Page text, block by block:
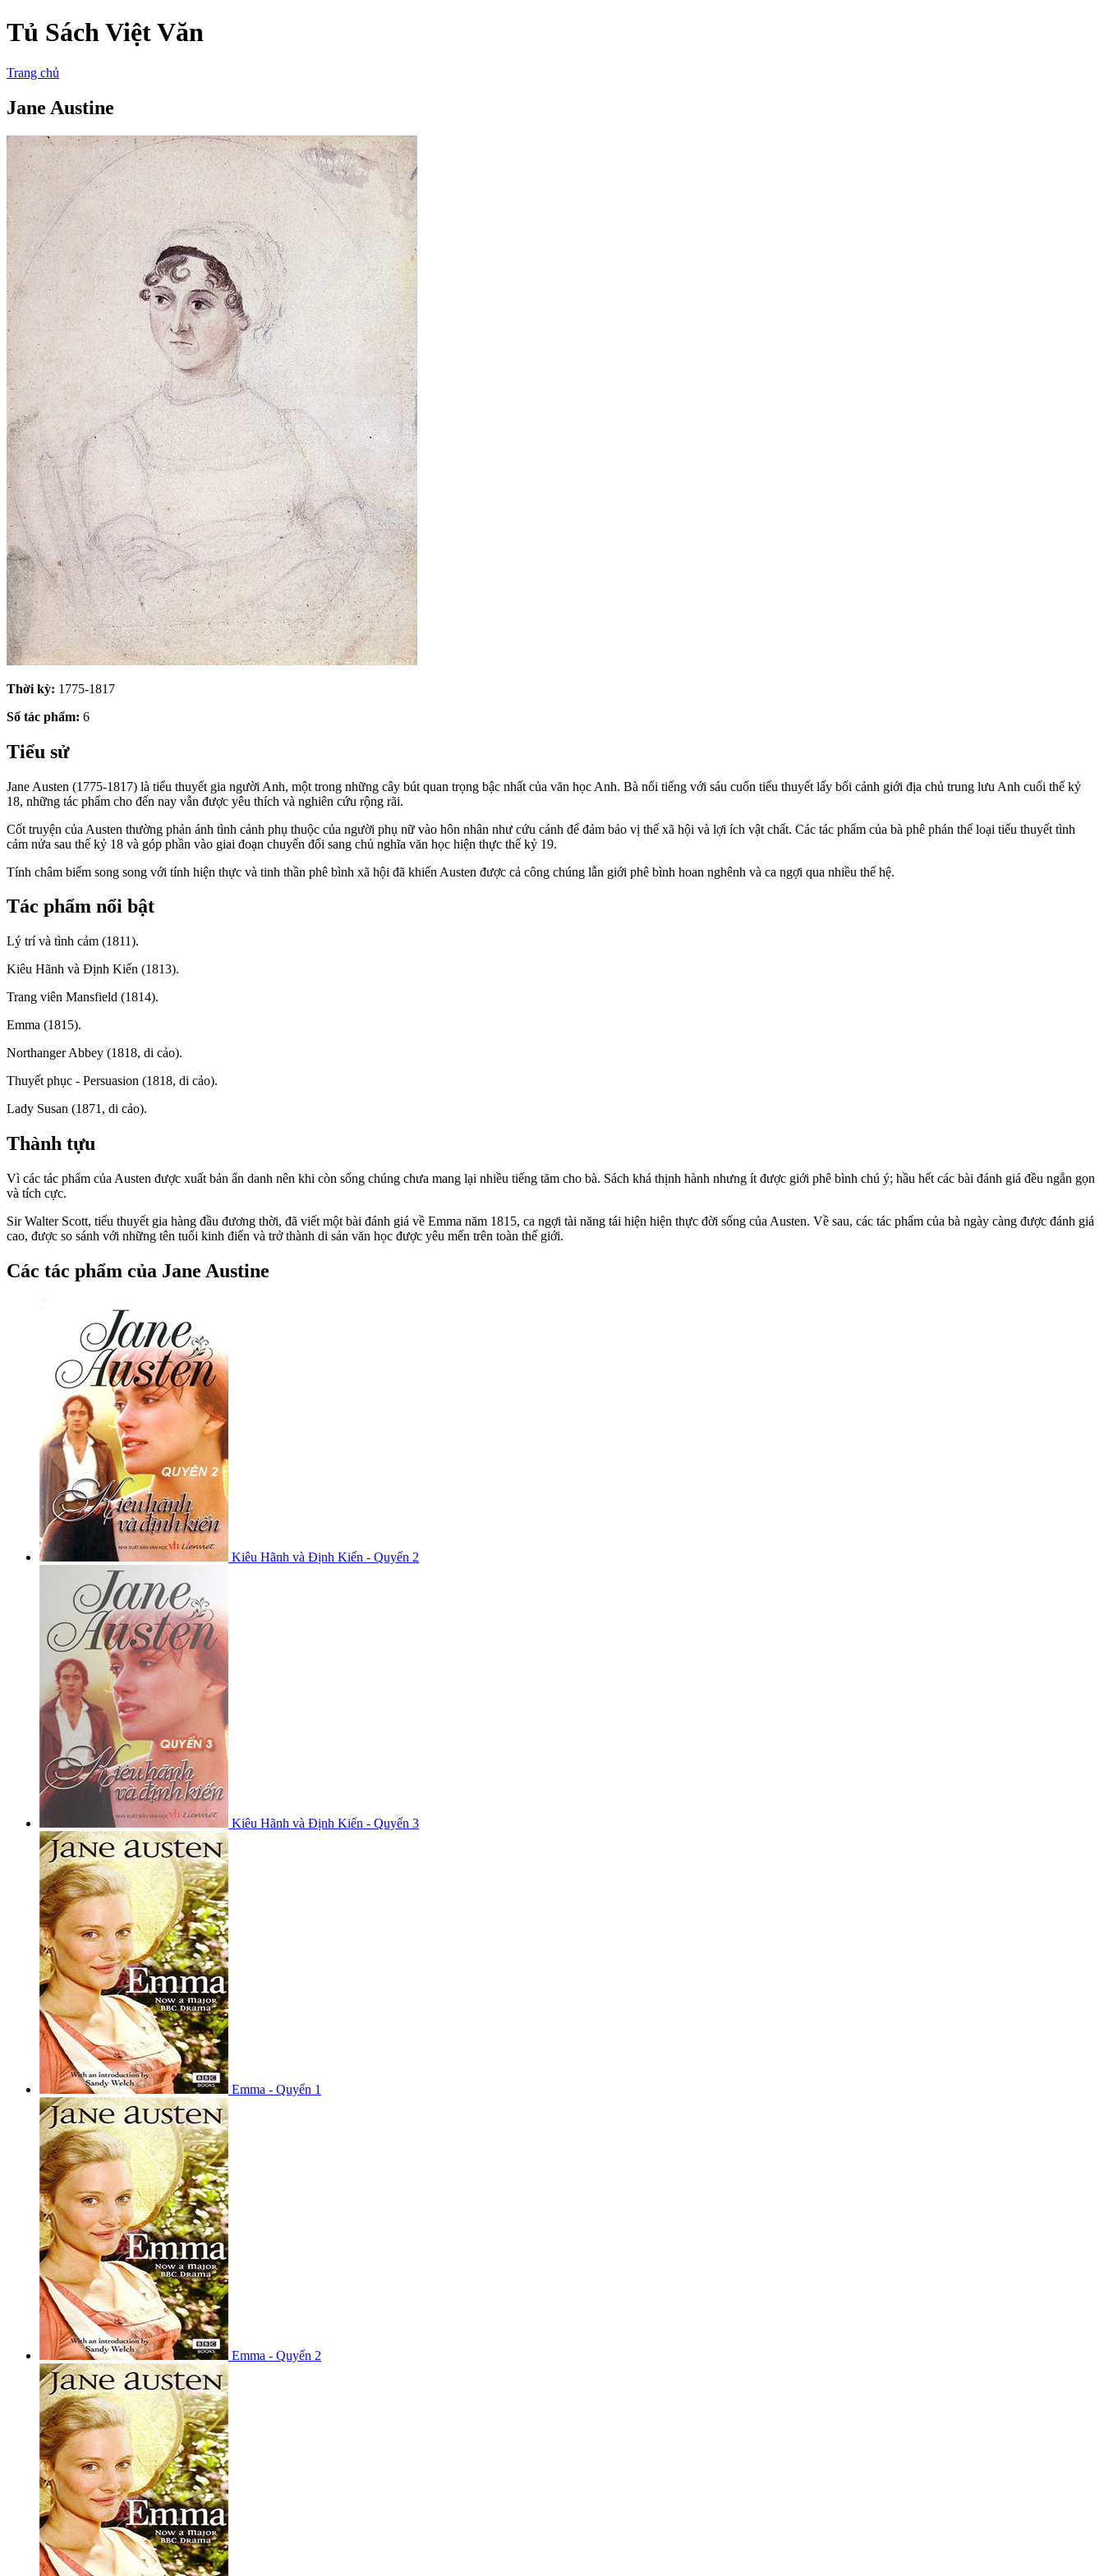
Tủ Sách Việt Văn
Trang chủ
Jane Austine
Thời kỳ: 1775-1817
Số tác phẩm: 6
Tiểu sử
Jane Austen (1775-1817) là tiểu thuyết gia người Anh, một trong những cây bút quan trọng bậc nhất của văn học Anh. Bà nổi tiếng với sáu cuốn tiểu thuyết lấy bối cảnh giới địa chủ trung lưu Anh cuối thế kỷ
18, những tác phẩm cho đến nay vẫn được yêu thích và nghiên cứu rộng rãi.
Cốt truyện của Austen thường phản ánh tình cảnh phụ thuộc của người phụ nữ vào hôn nhân như cứu cánh để đảm bảo vị thế xã hội và lợi ích vật chất. Các tác phẩm của bà phê phán thể loại tiểu thuyết tình
cảm nửa sau thế kỷ 18 và góp phần vào giai đoạn chuyển đổi sang chủ nghĩa văn học hiện thực thế kỷ 19.
Tính châm biếm song song với tính hiện thực và tinh thần phê bình xã hội đã khiến Austen được cả công chúng lẫn giới phê bình hoan nghênh và ca ngợi qua nhiều thế hệ.
Tác phẩm nổi bật
Lý trí và tình cảm (1811).
Kiêu Hãnh và Định Kiến (1813).
Trang viên Mansfield (1814).
Emma (1815).
Northanger Abbey (1818, di cảo).
Thuyết phục - Persuasion (1818, di cảo).
Lady Susan (1871, di cảo).
Thành tựu
Vì các tác phẩm của Austen được xuất bản ẩn danh nên khi còn sống chúng chưa mang lại nhiều tiếng tăm cho bà. Sách khá thịnh hành nhưng ít được giới phê bình chú ý; hầu hết các bài đánh giá đều ngắn gọn
và tích cực.
Sir Walter Scott, tiểu thuyết gia hàng đầu đương thời, đã viết một bài đánh giá về Emma năm 1815, ca ngợi tài năng tái hiện hiện thực đời sống của Austen. Về sau, các tác phẩm của bà ngày càng được đánh giá
cao, được so sánh với những tên tuổi kinh điển và trở thành di sản văn học được yêu mến trên toàn thế giới.
Các tác phẩm của Jane Austine
Kiêu Hãnh và Định Kiến - Quyển 2
Kiêu Hãnh và Định Kiến - Quyển 3
Emma - Quyển 1
Emma - Quyển 2